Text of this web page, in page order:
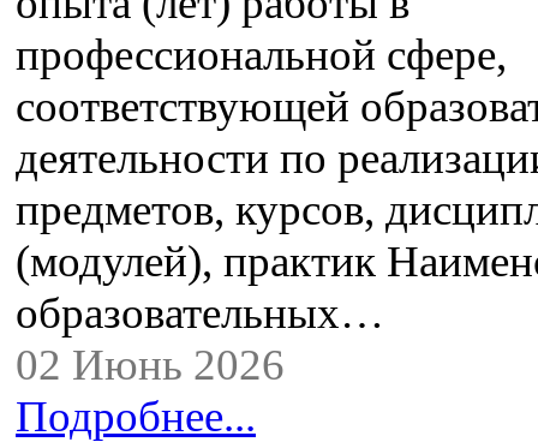
профессиональной сфере,
соответствующей
деятельности по
предметов, курсов,
(модулей), практик
образовательных…
02 Июнь 2026
Подробнее...